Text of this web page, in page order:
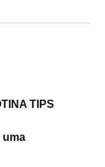
TIPS
uma